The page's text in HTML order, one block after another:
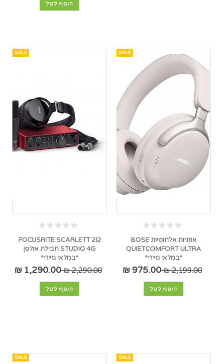
הוסף לסל
SALE
אוזניות אלחוטיות BOSE
QUIETCOMFORT ULTRA
*במלאי מיידי*
2,199.00 ₪
975.00 ₪
הוסף לסל
SALE
FOCUSRITE SCARLETT 2I2
STUDIO 4G חבילת אולפן
*במלאי מיידי*
2,290.00 ₪
1,290.00 ₪
הוסף לסל
SALE
SALE